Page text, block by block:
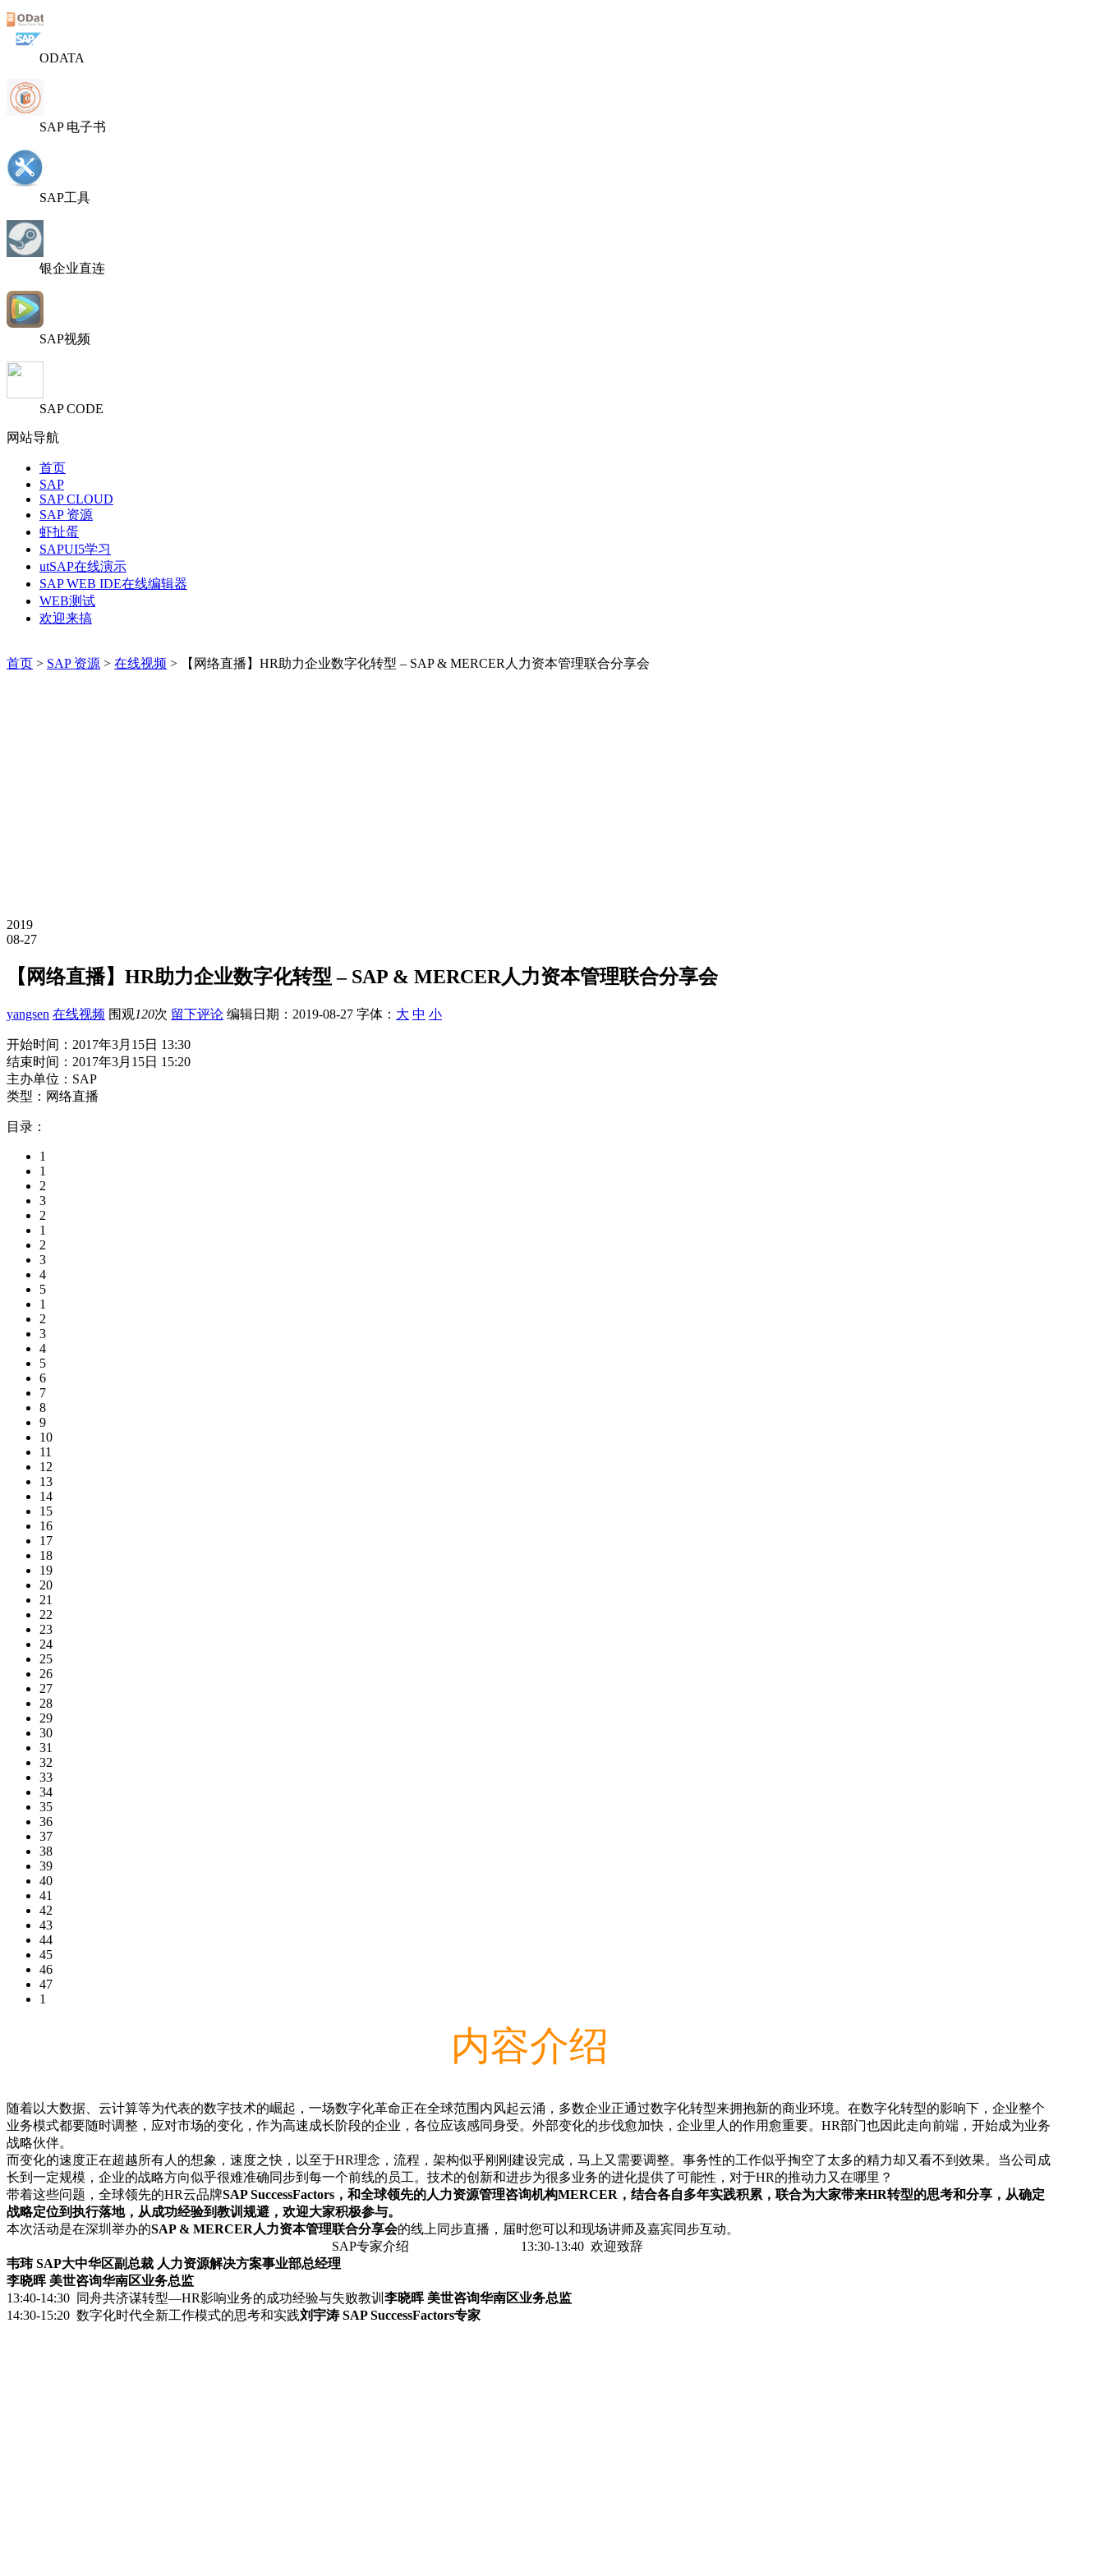
ODATA
SAP 电子书
SAP工具
银企业直连
SAP视频
SAP CODE
网站导航
首页
SAP
SAP CLOUD
SAP 资源
虾扯蛋
SAPUI5学习
utSAP在线演示
SAP WEB IDE在线编辑器
WEB测试
欢迎来搞
首页 > SAP 资源 > 在线视频 > 【网络直播】HR助力企业数字化转型 – SAP & MERCER人力资本管理联合分享会
2019
08-27
【网络直播】HR助力企业数字化转型 – SAP & MERCER人力资本管理联合分享会
yangsen 在线视频 围观120次 留下评论 编辑日期： 2019-08-27 字体： 大 中 小
开始时间：2017年3月15日 13:30
结束时间：2017年3月15日 15:20
主办单位：SAP
类型：网络直播
目录：
1
1
2
3
2
1
2
3
4
5
1
2
3
4
5
6
7
8
9
10
11
12
13
14
15
16
17
18
19
20
21
22
23
24
25
26
27
28
29
30
31
32
33
34
35
36
37
38
39
40
41
42
43
44
45
46
47
1
内容介绍
随着以大数据、云计算等为代表的数字技术的崛起，一场数字化革命正在全球范围内风起云涌，多数企业正通过数字化转型来拥抱新的商业环境。在数字化转型的影响下，企业整个
业务模式都要随时调整，应对市场的变化，作为高速成长阶段的企业，各位应该感同身受。外部变化的步伐愈加快，企业里人的作用愈重要。HR部门也因此走向前端，开始成为业务
战略伙伴。
而变化的速度正在超越所有人的想象，速度之快，以至于HR理念，流程，架构似乎刚刚建设完成，马上又需要调整。事务性的工作似乎掏空了太多的精力却又看不到效果。当公司成
长到一定规模，企业的战略方向似乎很难准确同步到每一个前线的员工。技术的创新和进步为很多业务的进化提供了可能性，对于HR的推动力又在哪里？
带着这些问题，全球领先的HR云品牌SAP SuccessFactors，和全球领先的人力资源管理咨询机构MERCER，结合各自多年实践积累，联合为大家带来HR转型的思考和分享，从确定
战略定位到执行落地，从成功经验到教训规避，欢迎大家积极参与。
本次活动是在深圳举办的SAP & MERCER人力资本管理联合分享会的线上同步直播，届时您可以和现场讲师及嘉宾同步互动。
SAP专家介绍 13:30-13:40 欢迎致辞
韦玮 SAP大中华区副总裁 人力资源解决方案事业部总经理
李晓晖 美世咨询华南区业务总监
13:40-14:30 同舟共济谋转型—HR影响业务的成功经验与失败教训 李晓晖 美世咨询华南区业务总监
14:30-15:20 数字化时代全新工作模式的思考和实践刘宇涛 SAP SuccessFactors专家